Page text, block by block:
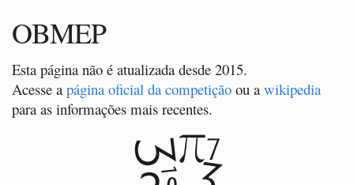
OBMEP
Esta página não é atualizada desde 2015.
Acesse a página oficial da competição ou a wikipedia
para as informações mais recentes.